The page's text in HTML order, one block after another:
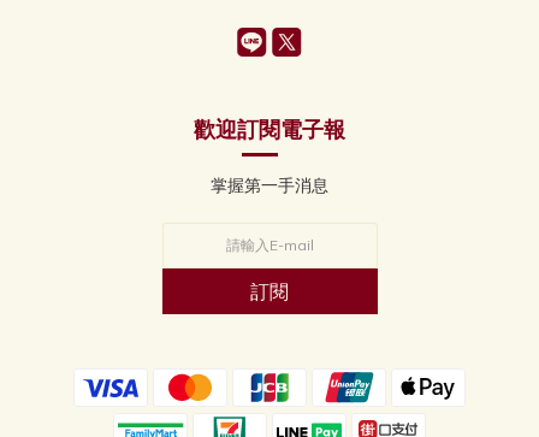
歡迎訂閱電子報
掌握第一手消息
訂閱